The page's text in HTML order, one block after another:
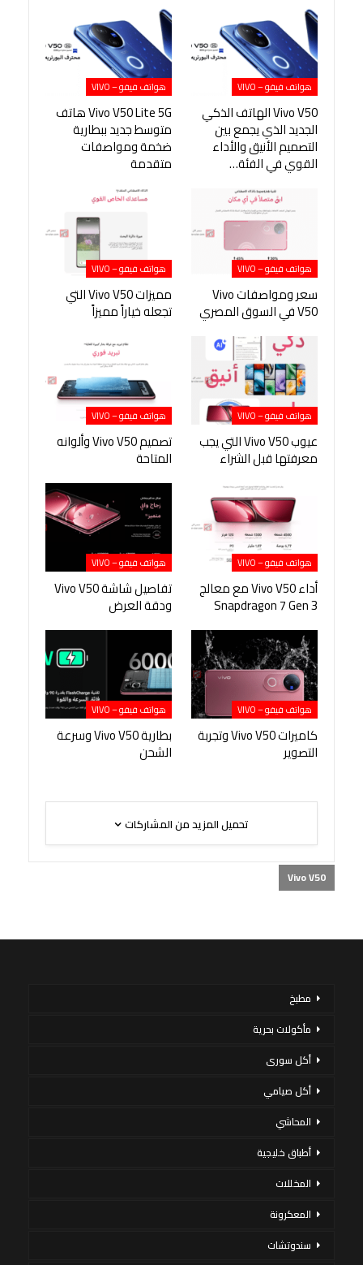
Vivo V50
هواتف فيفو – VIVO
Vivo V50 الهاتف الذكي
الجديد الذي يجمع بين
التصميم الأنيق والأداء
القوي في الفئة…
هواتف فيفو – VIVO
Vivo V50 Lite 5G هاتف
متوسط جديد ببطارية
ضخمة ومواصفات
متقدمة
هواتف فيفو – VIVO
سعر ومواصفات Vivo
V50 في السوق المصري
هواتف فيفو – VIVO
مميزات Vivo V50 التي
تجعله خياراً مميزاً
هواتف فيفو – VIVO
عيوب Vivo V50 التي يجب
معرفتها قبل الشراء
هواتف فيفو – VIVO
تصميم Vivo V50 وألوانه
المتاحة
هواتف فيفو – VIVO
أداء Vivo V50 مع معالج
Snapdragon 7 Gen 3
هواتف فيفو – VIVO
تفاصيل شاشة Vivo V50
ودقة العرض
هواتف فيفو – VIVO
كاميرات Vivo V50 وتجربة
التصوير
هواتف فيفو – VIVO
بطارية Vivo V50 وسرعة
الشحن
تحميل المزيد من المشاركات
مطبخ
مأكولات بحرية
أكل سورى
أكل صيامي
المحاشي
أطباق خليجية
المخللات
المعكرونة
سندوتشات